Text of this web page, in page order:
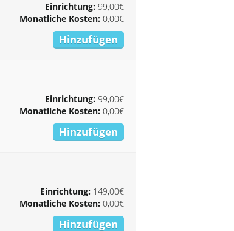
Einrichtung:99,00€
Monatliche Kosten:0,00€
Hinzufügen
Einrichtung:99,00€
Monatliche Kosten:0,00€
Hinzufügen
Einrichtung:149,00€
Monatliche Kosten:0,00€
Hinzufügen